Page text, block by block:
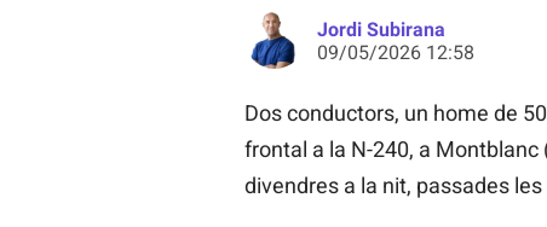
Jordi Subirana
09/05/2026 12:58
Dos conductors, un home de
frontal a la N-240, a Montblanc
divendres a la nit, passades